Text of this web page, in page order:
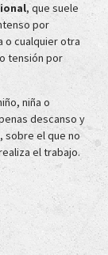
, que suele
por
o cualquier otra
tensión por
niña o
descanso y
sobre el que no
el trabajo.